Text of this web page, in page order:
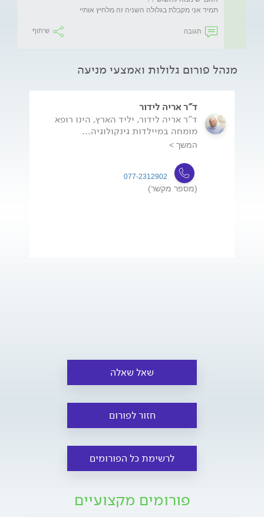
תמיד אני מקבלת בגלולה השניה זה מלחיץ אותיי
תגובה שיתוף
מנהל פורום גלולות ואמצעי מניעה
ד"ר אריה לידור
ד"ר אריה לידור, יליד הארץ, הינו רופא
מומחה במיילדות גינקולוגיה...
המשך >
077-2312902
(מספר מקשר)
שאל שאלה
חזור לפורום
לרשימת כל הפורומים
פורומים מקצועיים